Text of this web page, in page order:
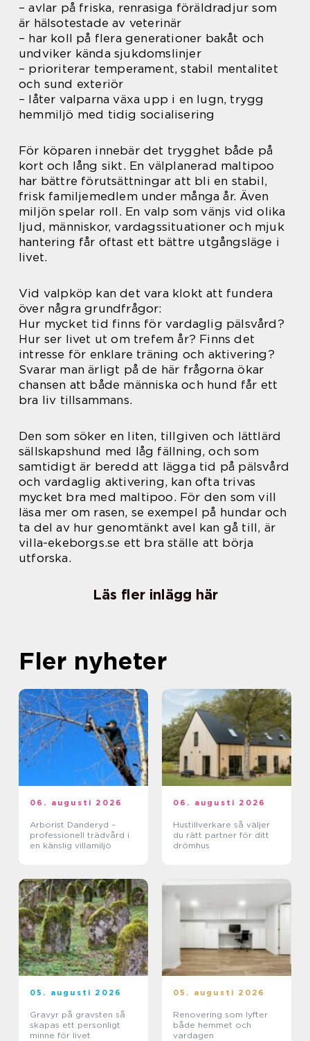
– avlar på friska, renrasiga föräldradjur som
är hälsotestade av veterinär
– har koll på flera generationer bakåt och
undviker kända sjukdomslinjer
– prioriterar temperament, stabil mentalitet
och sund exteriör
– låter valparna växa upp i en lugn, trygg
hemmiljö med tidig socialisering
För köparen innebär det trygghet både på
kort och lång sikt. En välplanerad maltipoo
har bättre förutsättningar att bli en stabil,
frisk familjemedlem under många år. Även
miljön spelar roll. En valp som vänjs vid olika
ljud, människor, vardagssituationer och mjuk
hantering får oftast ett bättre utgångsläge i
livet.
Vid valpköp kan det vara klokt att fundera
över några grundfrågor:
Hur mycket tid finns för vardaglig pälsvård?
Hur ser livet ut om trefem år? Finns det
intresse för enklare träning och aktivering?
Svarar man ärligt på de här frågorna ökar
chansen att både människa och hund får ett
bra liv tillsammans.
Den som söker en liten, tillgiven och lättlärd
sällskapshund med låg fällning, och som
samtidigt är beredd att lägga tid på pälsvård
och vardaglig aktivering, kan ofta trivas
mycket bra med maltipoo. För den som vill
läsa mer om rasen, se exempel på hundar och
ta del av hur genomtänkt avel kan gå till, är
villa-ekeborgs.se ett bra ställe att börja
utforska.
Läs fler inlägg här
Fler nyheter
06. augusti 2026
Arborist Danderyd –
professionell trädvård i
en känslig villamiljö
06. augusti 2026
Hustillverkare så väljer
du rätt partner för ditt
drömhus
05. augusti 2026
Gravyr på gravsten så
skapas ett personligt
minne för livet
05. augusti 2026
Renovering som lyfter
både hemmet och
vardagen